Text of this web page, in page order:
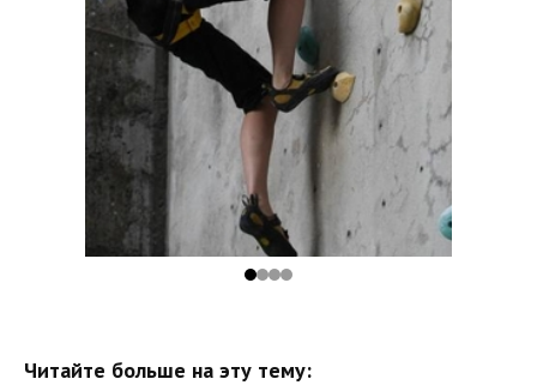
Читайте больше на эту тему: